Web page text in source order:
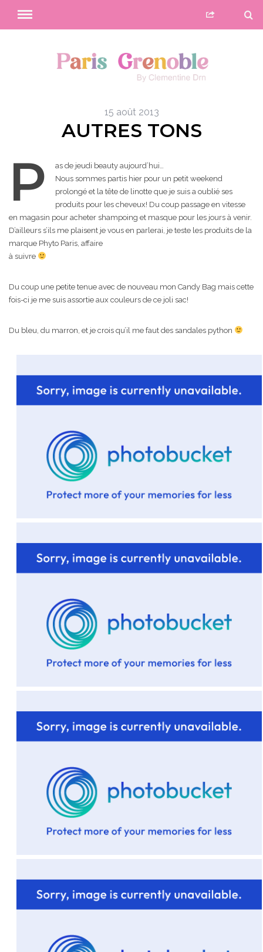
15 août 2013
AUTRES TONS
P
as de jeudi beauty aujourd’hui…
Nous sommes partis hier pour un petit weekend
prolongé et la tête de linotte que je suis a oublié ses
produits pour les cheveux! Du coup passage en vitesse
en magasin pour acheter shampoing et masque pour les jours à venir.
D’ailleurs s’ils me plaisent je vous en parlerai, je teste les produits de la
marque Phyto Paris, affaire
à suivre
Du coup une petite tenue avec de nouveau mon Candy Bag mais cette
fois-ci je me suis assortie aux couleurs de ce joli sac!
Du bleu, du marron, et je crois qu’il me faut des sandales python